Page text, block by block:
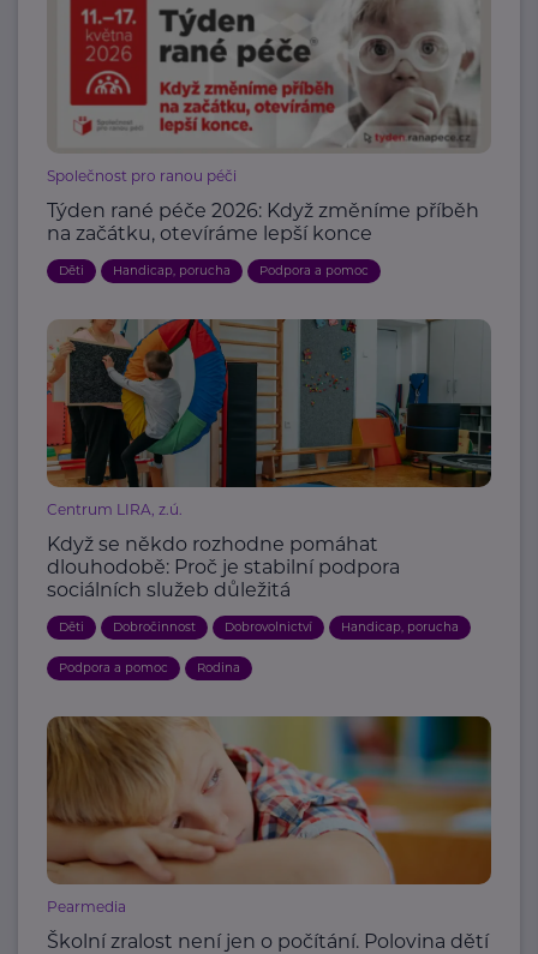
Společnost pro ranou péči
Týden rané péče 2026: Když změníme příběh
na začátku, otevíráme lepší konce
Děti Handicap, porucha Podpora a pomoc
Centrum LIRA, z.ú.
Když se někdo rozhodne pomáhat
dlouhodobě: Proč je stabilní podpora
sociálních služeb důležitá
Děti Dobročinnost Dobrovolnictví Handicap, porucha
Podpora a pomoc Rodina
Pearmedia
Školní zralost není jen o počítání. Polovina dětí